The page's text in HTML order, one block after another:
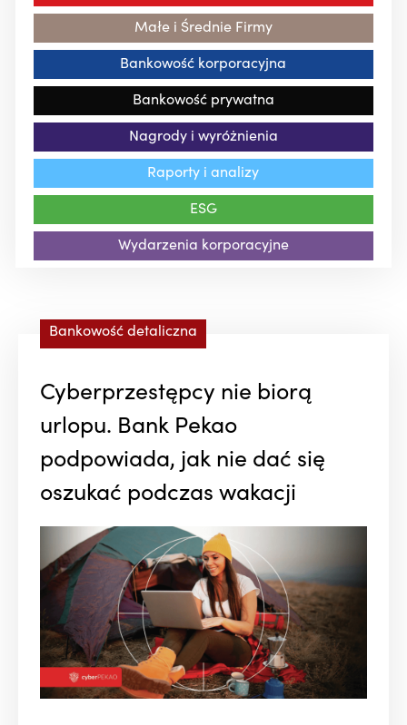
Bankowość detaliczna
Cyberprzestępcy nie biorą
urlopu. Bank Pekao
podpowiada, jak nie dać się
oszukać podczas wakacji
Małe i Średnie Firmy
Bankowość korporacyjna
Bankowość prywatna
Nagrody i wyróżnienia
Raporty i analizy
ESG
Wydarzenia korporacyjne